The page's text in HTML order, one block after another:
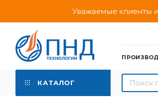
Уважаемые клиенты
КАТАЛОГ